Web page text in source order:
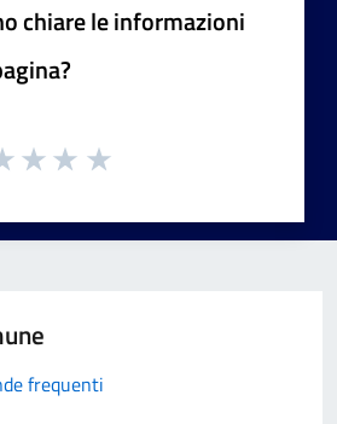
chiare le informazioni
frequenti